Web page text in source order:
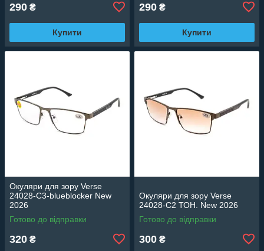
290 ₴
Купити
290 ₴
Купити
Окуляри для зору Verse
24028-C3-blueblocker New
2026
Готово до відправки
320 ₴
Окуляри для зору Verse
24028-C2 ТОН. New 2026
Готово до відправки
300 ₴